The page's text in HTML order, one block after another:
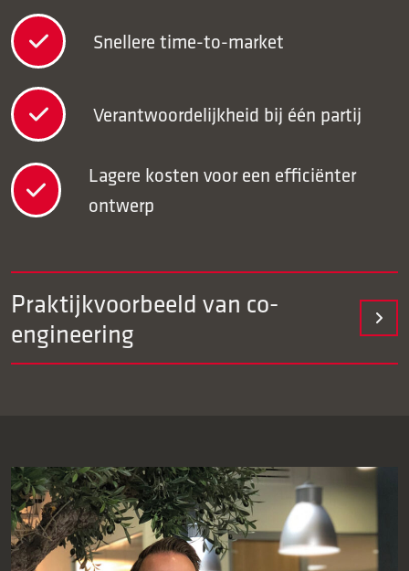
Snellere time-to-market
Verantwoordelijkheid bij één partij
Lagere kosten voor een efficiënter
ontwerp
Praktijkvoorbeeld van co-
engineering
zo weinig mogelijk verbindingen. Oorspronkelijk maakte de
klant het product uit gebogen plaatmateriaal. Hierop
monteerde hij veel verschillende onderdelen. Er zat veel
handwerk en veel assembleerwerk aan –geen twee
producten waren daar- door exact hetzelfde- en er zaten